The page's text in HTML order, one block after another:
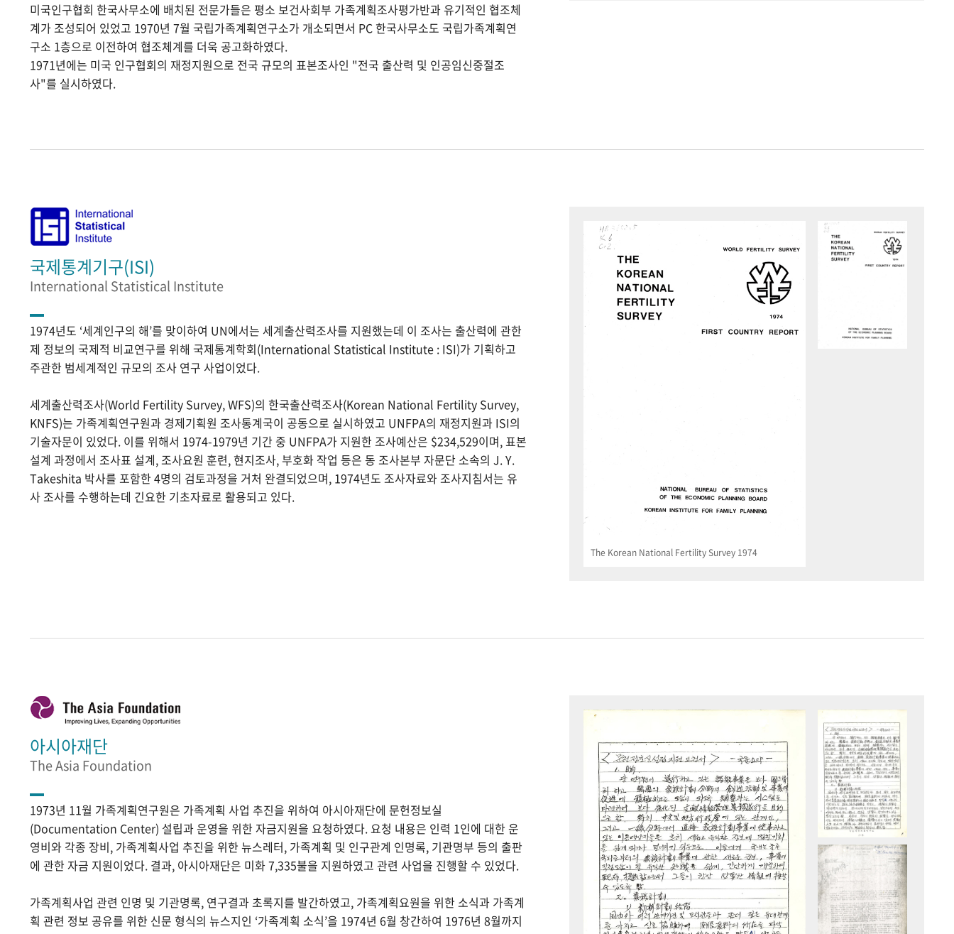
미국인구협회 한국사무소에 배치된 전문가들은 평소 보건사회부 가족계획조사평가반과 유기적인 협조체
계가 조성되어 있었고 1970년 7월 국립가족계획연구소가 개소되면서 PC 한국사무소도 국립가족계획연
구소 1층으로 이전하여 협조체계를 더욱 공고화하였다.
1971년에는 미국 인구협회의 재정지원으로 전국 규모의 표본조사인 "전국 출산력 및 인공임신중절조
사"를 실시하였다.
국제통계기구(ISI)
International Statistical Institute
1974년도 ‘세계인구의 해’를 맞이하여 UN에서는 세계출산력조사를 지원했는데 이 조사는 출산력에 관한
제 정보의 국제적 비교연구를 위해 국제통계학회(International Statistical Institute : ISI)가 기획하고
주관한 범세계적인 규모의 조사 연구 사업이었다.
세계출산력조사(World Fertility Survey, WFS)의 한국출산력조사(Korean National Fertility Survey,
KNFS)는 가족계획연구원과 경제기획원 조사통계국이 공동으로 실시하였고 UNFPA의 재정지원과 ISI의
기술자문이 있었다. 이를 위해서 1974-1979년 기간 중 UNFPA가 지원한 조사예산은 $234,529이며, 표본
설계 과정에서 조사표 설계, 조사요원 훈련, 현지조사, 부호화 작업 등은 동 조사본부 자문단 소속의 J. Y.
Takeshita 박사를 포함한 4명의 검토과정을 거처 완결되었으며, 1974년도 조사자료와 조사지침서는 유
사 조사를 수행하는데 긴요한 기초자료로 활용되고 있다.
The Korean National Fertility Survey 1974
아시아재단
The Asia Foundation
1973년 11월 가족계획연구원은 가족계획 사업 추진을 위하여 아시아재단에 문헌정보실
(Documentation Center) 설립과 운영을 위한 자금지원을 요청하였다. 요청 내용은 인력 1인에 대한 운
영비와 각종 장비, 가족계획사업 추진을 위한 뉴스레터, 가족계획 및 인구관계 인명록, 기관명부 등의 출판
에 관한 자금 지원이었다. 결과, 아시아재단은 미화 7,335불을 지원하였고 관련 사업을 진행할 수 있었다.
가족계획사업 관련 인명 및 기관명록, 연구결과 초록지를 발간하였고, 가족계획요원을 위한 소식과 가족계
획 관련 정보 공유를 위한 신문 형식의 뉴스지인 ‘가족계획 소식’을 1974년 6월 창간하여 1976년 8월까지